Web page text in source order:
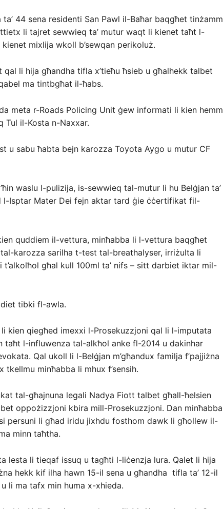
44 sena residenti San Pawl il-Baħar baqgħet tinżamm
li tajret sewwieq ta’ mutur waqt li kienet taħt l-
mixlija wkoll b’sewqan perikoluż.
li hija għandha tifla x’tieħu ħsieb u għalhekk talbet
ma tintbgħat il-ħabs.
meta r-Roads Policing Unit ġew informati li kien hemm
il-Kosta n-Naxxar.
u sabu ħabta bejn karozza Toyota Aygo u mutur CF
waslu l-pulizija, is-sewwieq tal-mutur li hu Belġjan ta’
l-Isptar Mater Dei fejn aktar tard ġie ċċertifikat fil-
quddiem il-vettura, minħabba li l-vettura baqgħet
karozza sarilha t-test tal-breathalyser, irriżulta li
t’alkolħol għal kull 100ml ta’ nifs – sitt darbiet iktar mil-
tibki fl-awla.
kien qiegħed imexxi l-Prosekuzzjoni qal li l-imputata
taħt l-influwenza tal-alkħol anke fl-2014 u dakinhar
Qal ukoll li l-Belġjan m’għandux familja f’pajjiżna
tkellmu minħabba li mhux f’sensih.
tal-għajnuna legali Nadya Fiott talbet għall-ħelsien
oppożizzjoni kbira mill-Prosekuzzjoni. Dan minħabba
persuni li għad iridu jixhdu fosthom dawk li għollew il-
minn taħtha.
lesta li tieqaf issuq u tagħti l-liċenzja lura. Qalet li hija
hekk kif ilha hawn 15-il sena u għandha tifla ta’ 12-il
li ma tafx min huma x-xhieda.